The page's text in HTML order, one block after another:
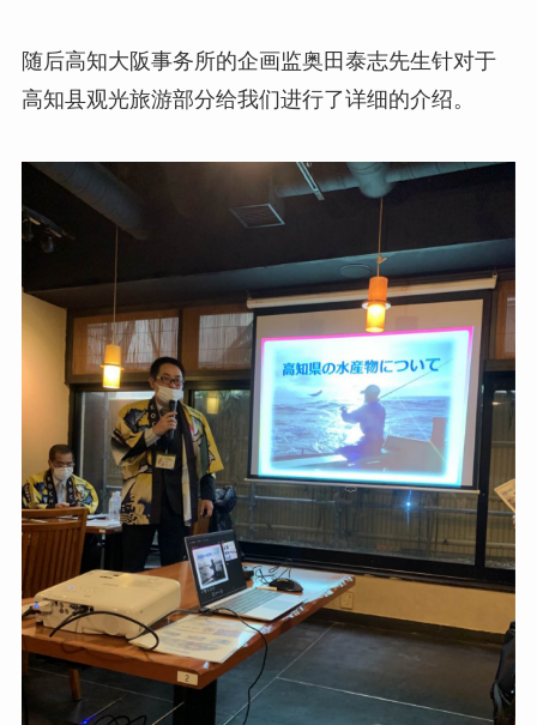
随后高知大阪事务所的企画监奥田泰志先生针对于
高知县观光旅游部分给我们进行了详细的介绍。